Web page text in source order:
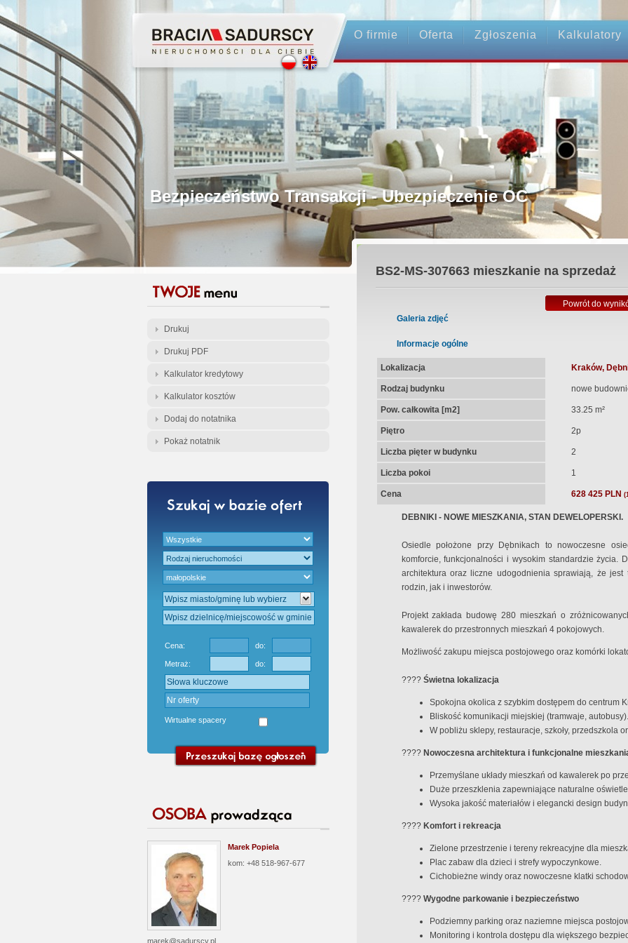
O firmie Oferta Zgłoszenia Kalkulatory
Profesjonalne Pośrednictwo
Bezpieczeństwo Transakcji - Ubezpieczenie OC
Licencjonowani Pośrednicy
Gwarancja Zwrotu Zadatku
Gratis - Przedwstępna Umowa Notarialna
Drukuj
Drukuj PDF
Kalkulator kredytowy
Kalkulator kosztów
Dodaj do notatnika
Pokaż notatnik
Cena: do:
Metraż: do:
Wirtualne spacery
Marek Popiela
kom: +48 518-967-677
marek@sadurscy.pl
BS2-MS-307663mieszkanie na sprzedaż
Powrót do
Galeria zdjęć
Informacje ogólne
Lokalizacja Kraków,
Rodzaj budynku nowe
Pow. całkowita [m2] 33.25 m²
Piętro 2p
Liczba pięter w budynku 2
Liczba pokoi 1
Cena 628 425 PLN
DEBNIKI - NOWE MIESZKANIA, STAN DEWELOPERSKI.
Osiedle położone przy Dębnikach to nowoczesne
komforcie, funkcjonalności i wysokim standardzie życia.
architektura oraz liczne udogodnienia sprawiają, że
rodzin, jak i inwestorów.
Projekt zakłada budowę 280 mieszkań o
kawalerek do przestronnych mieszkań 4 pokojowych.
Możliwość zakupu miejsca postojowego oraz komórki
???? Świetna lokalizacja
Spokojna okolica z szybkim dostępem do centrum
Bliskość komunikacji miejskiej (tramwaje, autobusy).
W pobliżu sklepy, restauracje, szkoły, przedszkola
???? Nowoczesna architektura i funkcjonalne
Przemyślane układy mieszkań od kawalerek po
Duże przeszklenia zapewniające naturalne
Wysoka jakość materiałów i elegancki design
???? Komfort i rekreacja
Zielone przestrzenie i tereny rekreacyjne dla
Plac zabaw dla dzieci i strefy wypoczynkowe.
Cichobieżne windy oraz nowoczesne klatki
???? Wygodne parkowanie i bezpieczeństwo
Podziemny parking oraz naziemne miejsca
Monitoring i kontrola dostępu dla większego